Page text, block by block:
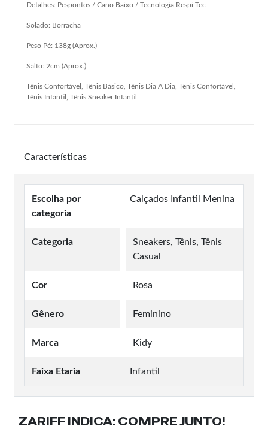
Detalhes: Pespontos / Cano Baixo / Tecnologia Respi-Tec
Solado: Borracha
Peso Pé: 138g (Aprox.)
Salto: 2cm (Aprox.)
Tênis Confortável, Tênis Básico, Tênis Dia A Dia, Tênis Confortável,
Tênis Infantil, Tênis Sneaker Infantil
Características
Escolha por
categoria
Calçados Infantil Menina
Categoria
Sneakers, Tênis, Tênis
Casual
Cor Rosa
Gênero Feminino
Marca Kidy
Faixa Etaria Infantil
ZARIFF INDICA: COMPRE JUNTO!